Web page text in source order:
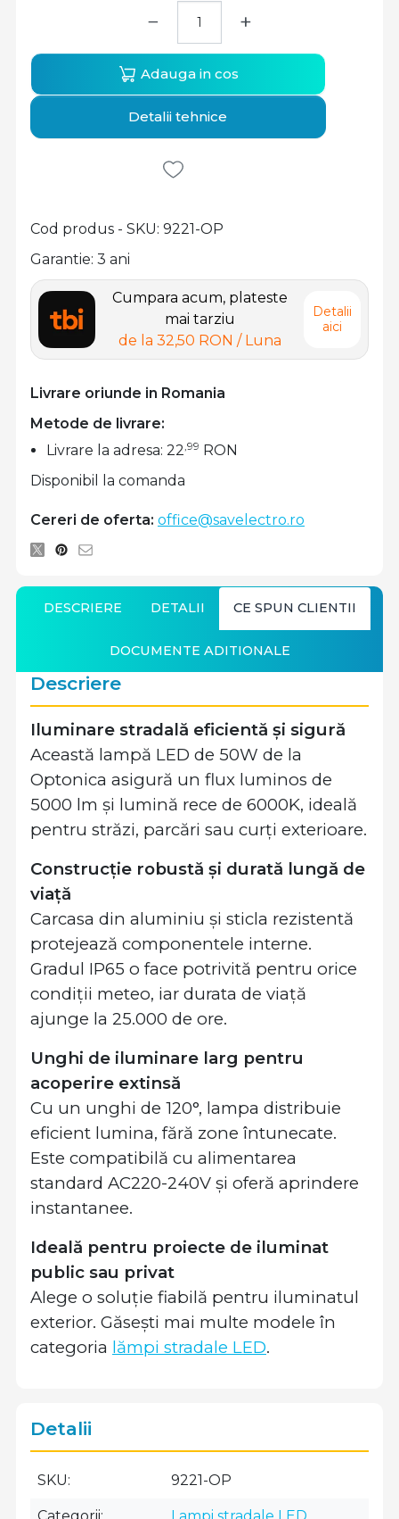
Cumpara acum, plateste
mai tarziu
de la 32,50 RON / Luna
Detalii
aici
Livrare oriunde in Romania
Cod produs - SKU 9221-OP
Metode de livrare:
Livrare la adresa: 22,99 RON
Disponibil la comanda
− +
Adauga in cos
Detalii tehnice
Garantie: 3 ani
Cereri de oferta: office@savelectro.ro
DESCRIERE DETALII CE SPUN CLIENTII
DOCUMENTE ADITIONALE
Descriere
Iluminare stradală eficientă și sigură
Această lampă LED de 50W de la
Optonica asigură un flux luminos de
5000 lm și lumină rece de 6000K, ideală
pentru străzi, parcări sau curți exterioare.
Construcție robustă și durată lungă de
viață
Carcasa din aluminiu și sticla rezistentă
protejează componentele interne.
Gradul IP65 o face potrivită pentru orice
condiții meteo, iar durata de viață
ajunge la 25.000 de ore.
Unghi de iluminare larg pentru
acoperire extinsă
Cu un unghi de 120°, lampa distribuie
eficient lumina, fără zone întunecate.
Este compatibilă cu alimentarea
standard AC220-240V și oferă aprindere
instantanee.
Ideală pentru proiecte de iluminat
public sau privat
Alege o soluție fiabilă pentru iluminatul
exterior. Găsești mai multe modele în
categoria lămpi stradale LED.
Detalii
SKU 9221-OP
Categorii Lampi stradale LED